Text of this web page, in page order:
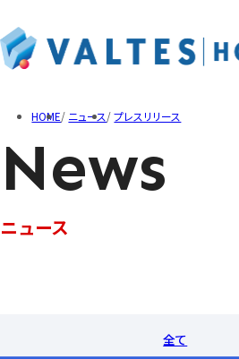
企業情報トップ
ご挨拶
事業概要トップ
ソフトウェアテスト
提供ツール
IR情報トップ
経営方針
トップメッセージ
サステナビリティトップ
人材への取り組み
HOME ニュース プレスリリース
News
ニュース
全て